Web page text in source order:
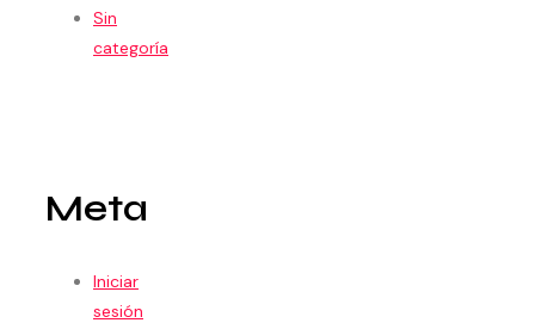
Sin
categoría
Meta
Iniciar
sesión